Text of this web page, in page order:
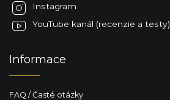
Instagram
YouTube kanál (recenzie a testy)
Informace
FAQ / Časté otázky